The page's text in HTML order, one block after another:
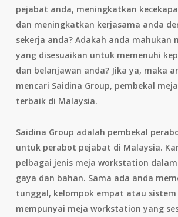
pejabat anda, meningkatkan
dan meningkatkan kerjasama anda
sekerja anda? Adakah anda mahukan
yang disesuaikan untuk memenuhi
dan belanjawan anda? Jika ya, maka
mencari Saidina Group, pembekal
terbaik di Malaysia.
Saidina Group adalah pembekal
untuk perabot pejabat di Malaysia.
pelbagai jenis meja workstation
gaya dan bahan. Sama ada anda
tunggal, kelompok empat atau
mempunyai meja workstation yang